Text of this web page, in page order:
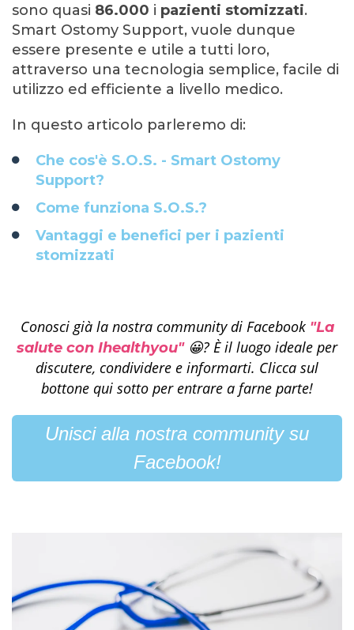
sono quasi 86.000 i pazienti stomizzati.
Smart Ostomy Support, vuole dunque
essere presente e utile a tutti loro,
attraverso una tecnologia semplice, facile di
utilizzo ed efficiente a livello medico.
In questo articolo parleremo di:
Che cos'è S.O.S. - Smart Ostomy
Support?
Come funziona S.O.S.?
Vantaggi e benefici per i pazienti
stomizzati
Conosci già la nostra community di Facebook "La
salute con Ihealthyou"😀? È il luogo ideale per
discutere, condividere e informarti. Clicca sul
bottone qui sotto per entrare a farne parte!
Unisci alla nostra community su
Facebook!